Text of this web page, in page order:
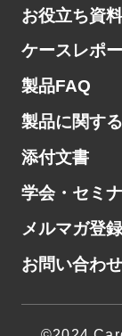
お役立ち資料
ケースレポ
製品FAQ
製品に関す
添付文書
学会・セミ
メルマガ登録
お問い合わせ